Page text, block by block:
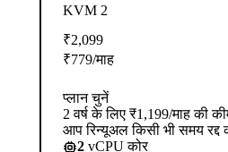
KVM 2
₹2,099
₹779/माह
प्लान चुनें
2 वर्ष के लिए ₹1,199/माह की
आप रिन्यूअल किसी भी समय
2 vCPU कोर